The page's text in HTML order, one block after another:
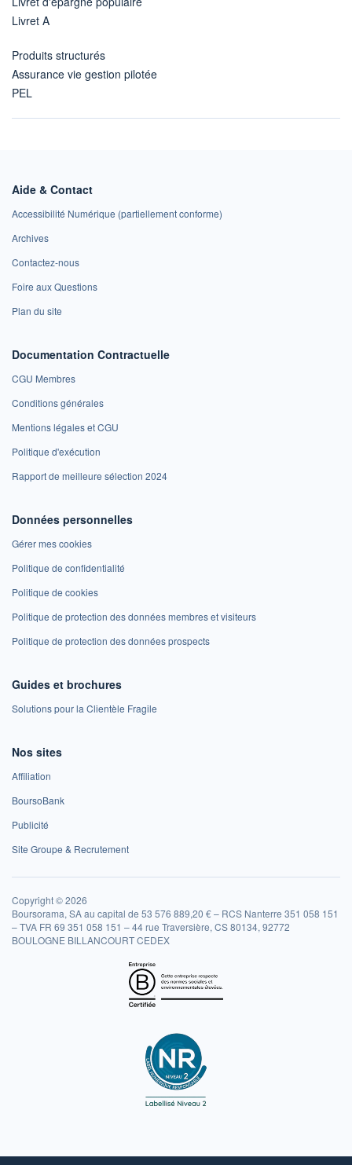
Livret A
Produits structurés
Assurance vie gestion pilotée
PEL
Aide & Contact
Accessibilité Numérique (partiellement conforme)
Archives
Contactez-nous
Foire aux Questions
Plan du site
Documentation Contractuelle
CGU Membres
Conditions générales
Mentions légales et CGU
Politique d'exécution
Rapport de meilleure sélection 2024
Données personnelles
Gérer mes cookies
Politique de confidentialité
Politique de cookies
Politique de protection des données membres et visiteurs
Politique de protection des données prospects
Guides et brochures
Solutions pour la Clientèle Fragile
Nos sites
Affiliation
BoursoBank
Publicité
Site Groupe & Recrutement
Copyright © 2026
Boursorama, SA au capital de 53 576 889,20 € – RCS Nanterre 351 058 151
– TVA FR 69 351 058 151 – 44 rue Traversière, CS 80134, 92772
BOULOGNE BILLANCOURT CEDEX